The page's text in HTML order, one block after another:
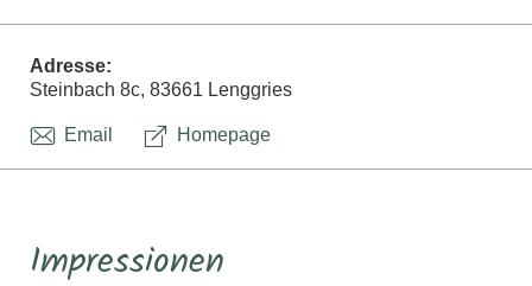
Adresse:
Steinbach 8c, 83661 Lenggries
Email Homepage
Impressionen